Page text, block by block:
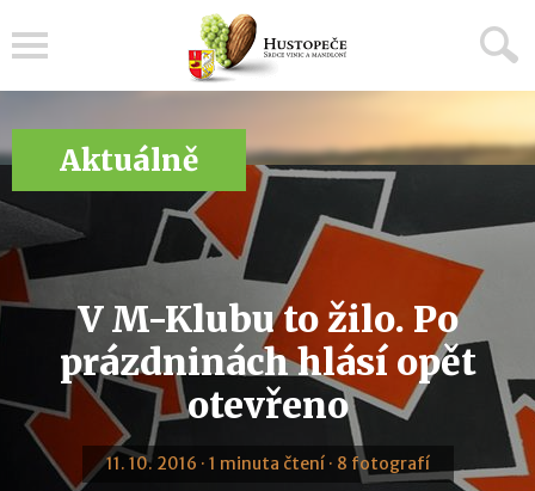
Aktuálně
V M-Klubu to žilo. Po
prázdninách hlásí opět
otevřeno
11. 10. 2016 · 1 minuta čtení · 8 fotografí